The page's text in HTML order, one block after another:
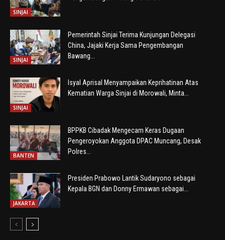
SINJAI
SINJAI
Pemerintah Sinjai Terima Kunjungan Delegasi
China, Jajaki Kerja Sama Pengembangan
Bawang...
SINJAI
Isyal Aprisal Menyampaikan Keprihatinan Atas
Kematian Warga Sinjai di Morowali, Minta...
BANTEN
BPPKB Cibadak Mengecam Keras Dugaan
Pengeroyokan Anggota DPAC Muncang, Desak
Polres...
JAKARTA
Presiden Prabowo Lantik Sudaryono sebagai
Kepala BGN dan Donny Ermawan sebagai...